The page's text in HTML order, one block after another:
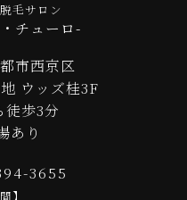
毛サロン
チューロ-
市西京区
ウッズ桂3F
徒歩3分
あり
3655
】